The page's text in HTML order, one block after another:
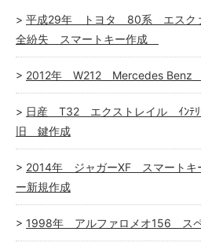
平成29年 トヨタ 80系 エスク
全紛失 スマートキー作成
2012年 W212 Mercedes Benz
日産 T32 エクストレイル ｲﾝﾃ
旧 鍵作成
2014年 ジャガーXF スマート
ー新規作成
1998年 アルファロメオ156 ス